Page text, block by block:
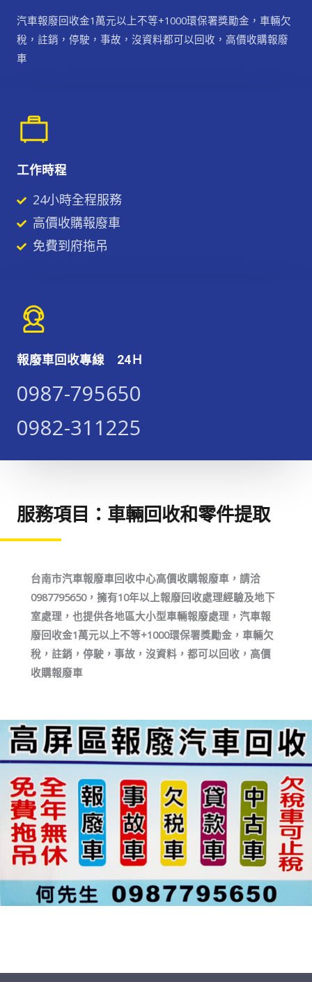
汽車報廢回收金1萬元以上不等+1000環保署獎勵金，車輛欠
稅，註銷，停駛，事故，沒資料都可以回收，高價收購報廢
車
工作時程
24小時全程服務
高價收購報廢車
免費到府拖吊
報廢車回收專線 24Ｈ
0987-795650​​​
0982-311225​​​
服務項目：車輛回收和零件提取
台南市汽車報廢車回收中心高價收購報廢車，請洽
0987795650，擁有10年以上報廢回收處理經驗及地下
室處理，也提供各地區大小型車輛報廢處理，汽車報
廢回收金1萬元以上不等+1000環保署獎勵金，車輛欠
稅，註銷，停駛，事故，沒資料，都可以回收，高價
收購報廢車